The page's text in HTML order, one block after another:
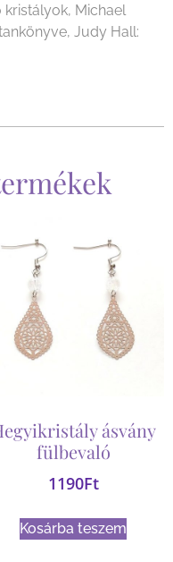
kristályok, Michael
Judy Hall:
ásvány
fülbevaló
1190Ft
Kosárba teszem